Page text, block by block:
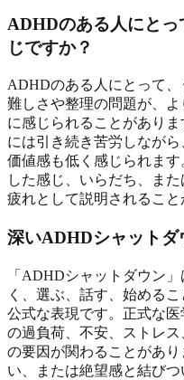
ADHDのある人にと
じですか？
ADHDのある人にとって
難しさや整理の問題が、
に感じられることがあり
には引き続き苦労しなが
価値感も低く感じられま
した感じ、いらだち、ま
疲れとして説明されること
深いADHDシャットダ
「ADHDシャットダウン
く、選ぶ、話す、始める
公式な表現です。正式な
の過負荷、不安、ストレ
の要因が関わることがあ
い、または絶望感と結び